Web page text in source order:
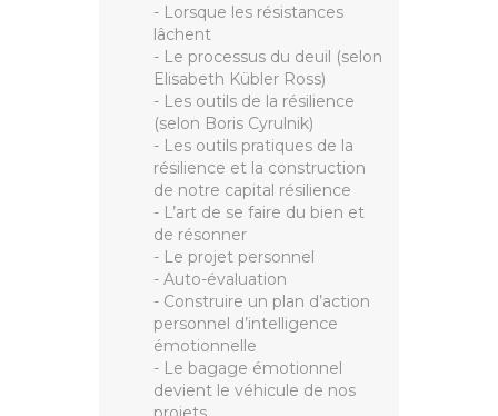
- Lorsque les résistances
lâchent
- Le processus du deuil (selon
Elisabeth Kübler Ross)
- Les outils de la résilience
(selon Boris Cyrulnik)
- Les outils pratiques de la
résilience et la construction
de notre capital résilience
- L’art de se faire du bien et
de résonner
- Le projet personnel
- Auto-évaluation
- Construire un plan d’action
personnel d’intelligence
émotionnelle
- Le bagage émotionnel
devient le véhicule de nos